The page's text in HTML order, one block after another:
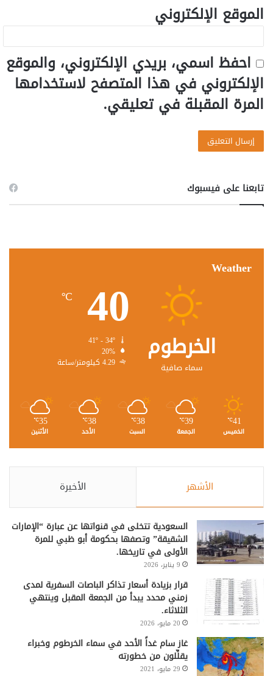
الموقع الإلكتروني
احفظ اسمي، بريدي الإلكتروني، والموقع
الإلكتروني في هذا المتصفح لاستخدامها
المرة المقبلة في تعليقي.
تابعنا على فيسبوك
Weather
الخرطوم
سماء صافية
40
℃
20%
4.29 كيلومتر/ساعة
41
℃
الخميس
39
℃
الجمعة
38
℃
السبت
38
℃
الأحد
35
℃
الأثنين
الأشهر الأخيرة
السعودية تتخلى في قنواتها عن عبارة “الإمارات
الشقيقة” وتصفها بحكومة أبو ظبي للمرة
الأولى في تاريخها.
9 يناير، 2026
قرار بزيادة أسعار تذاكر الباصات السفرية لمدى
زمني محدد يبدأ من الجمعة المقبل وينتهي
الثلاثاء.
20 مايو، 2026
غاز سام غداً الأحد في سماء الخرطوم وخبراء
يقلِّلون من خطورته
29 مايو، 2021